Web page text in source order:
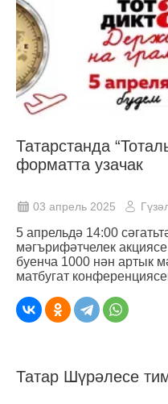
Татарстанда
форматта узачак
03 апрель 2025
5 апрельдә 14:00
мәгърифәтчелек
буенча 1000 нән артык
матбугат
Татар Шүрәлесе